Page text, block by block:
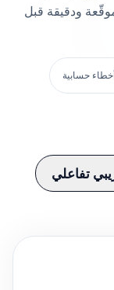
ودقيقة قبل
حسابية
تفاعلي